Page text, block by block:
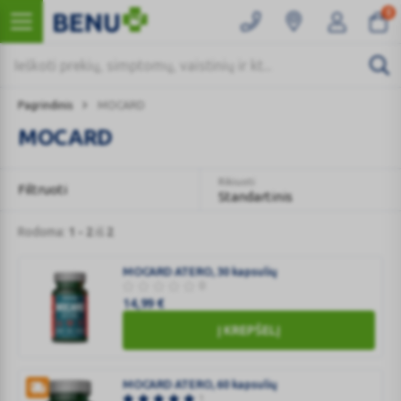
0
Pagrindinis MOCARD
MOCARD
Filtruoti Standartinis
Rodoma:
ATERO,
30
MOCARD ATERO, 30 kapsulių
14,99€
Į KREPŠELĮ
MOCARD ATERO, 60 kapsulių